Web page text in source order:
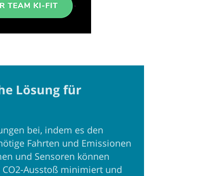
Lösung für
bei, indem es den
Fahrten und Emissionen
und Sensoren können
Ausstoß minimiert und